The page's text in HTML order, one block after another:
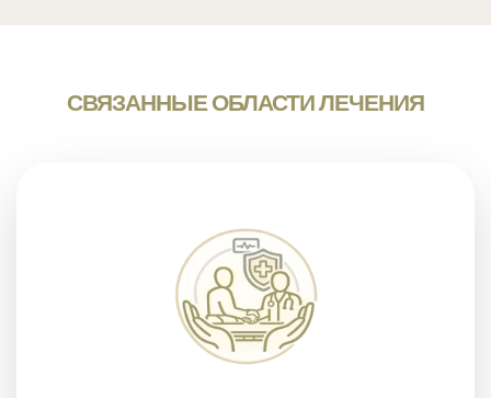
СВЯЗАННЫЕ ОБЛАСТИ ЛЕЧЕНИЯ